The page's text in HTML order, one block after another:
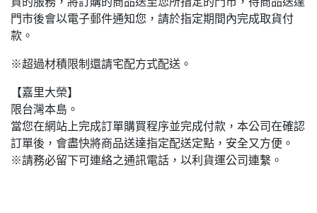
門市後會以電子郵件通知您，請於指定期間內完成取貨付
款。
※超過材積限制還請宅配方式配送。
【嘉里大榮】
限台灣本島。
當您在網站上完成訂單購買程序並完成付款，本公司在確認
訂單後，會盡快將商品送達指定配送定點，安全又方便。
※請務必留下可連絡之通訊電話，以利貨運公司連繫。